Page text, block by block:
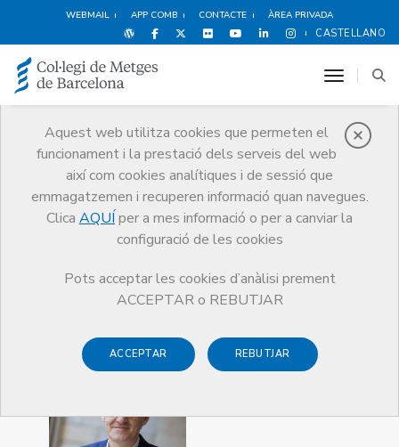
WEBMAIL APP COMB CONTACTE ÀREA PRIVADA
CASTELLANO
Aquest web utilitza cookies que permeten el
funcionament i la prestació dels serveis del web
així com cookies analítiques i de sessió que
emmagatzemen i recuperen informació quan navegues.
Clica AQUÍ per a mes informació o per a canviar la
configuració de les cookies
Pots acceptar les cookies d’anàlisi prement
ACCEPTAR o REBUTJAR
ACCEPTAR REBUTJAR
toggle
Premis
Premis Guardonat Edició 2025
Guardonat Edició 2025